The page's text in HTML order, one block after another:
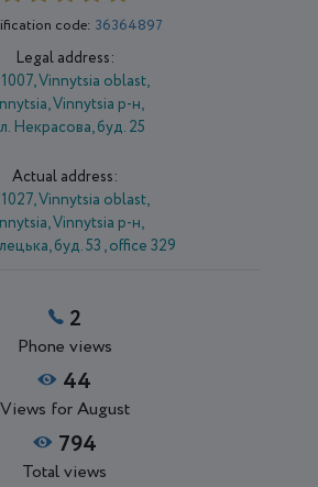
code: 36364897
Legal address:
Vinnytsia oblast,
Vinnytsia р-н,
Некрасова, буд. 25
Actual address:
Vinnytsia oblast,
Vinnytsia р-н,
буд. 53 , office 329
2
Phone views
44
Views for August
794
Total views